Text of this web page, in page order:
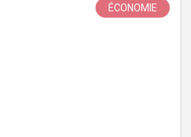
ÉCONOMIE